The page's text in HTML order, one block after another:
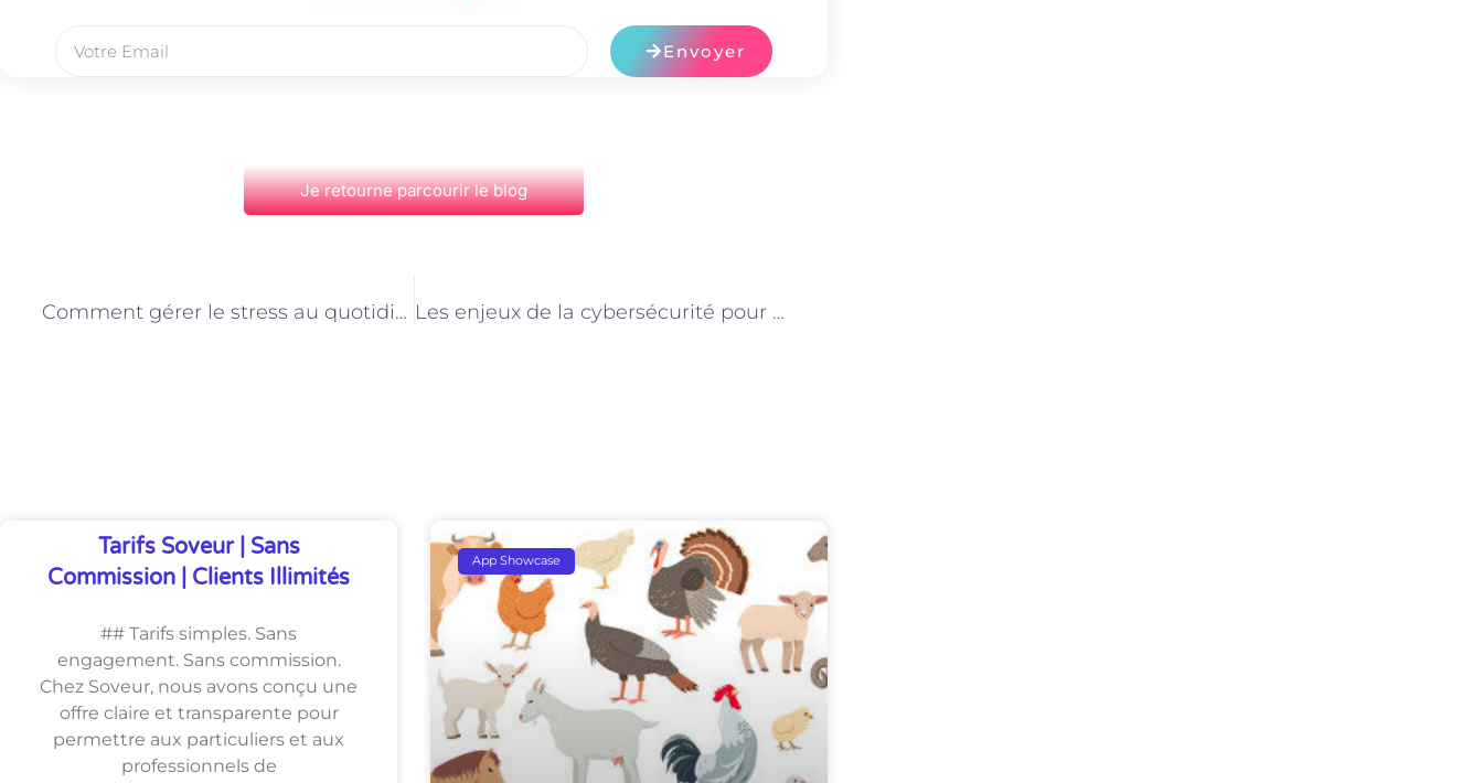
Envoyer
Je retourne parcourir le blog
Comment gérer le stress au quotidien pour un électricien à Paris Les enjeux de la cybersécurité pour les électriciens à Paris
Tarifs Soveur | Sans
Commission | Clients Illimités
## Tarifs simples. Sans
engagement. Sans commission.
Chez Soveur, nous avons conçu une
offre claire et transparente pour
permettre aux particuliers et aux
professionnels de
App Showcase